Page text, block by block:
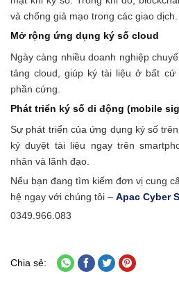
và chống giả mạo trong các giao dịch.
Mở rộng ứng dụng ký số cloud
Ngày càng nhiều doanh nghiệp
tảng cloud, giúp ký tài liệu ở bất
phần cứng.
Phát triển ký số di động (mobile
Sự phát triển của ứng dụng ký số
ký duyệt tài liệu ngay trên
nhân và lãnh đạo.
Nếu bạn đang tìm kiếm đơn vị cung
hệ ngay với chúng tôi – Apac Cyber
0349.966.083
Chia sẻ: